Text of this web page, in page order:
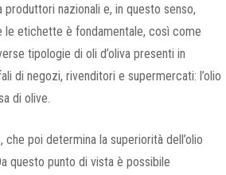
nazionali e, in questo senso,
le etichette è fondamentale, così come
tipologie di oli d’oliva presenti in
di negozi, rivenditori e supermercati: l’olio
di olive.
poi determina la superiorità dell’olio
questo punto di vista è possibile